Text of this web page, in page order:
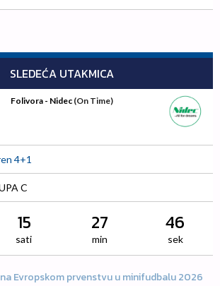
SLEDEĆA UTAKMICA
Folivora - Nidec(On Time)
4+1
C
15
sati
27
min
46
sek
Evropskom prvenstvu u minifudbalu 2026